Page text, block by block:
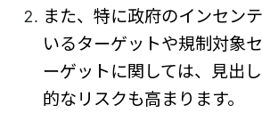
また、特に政府のインセン
いるターゲットや規制対象
ーゲットに関しては、見出
的なリスクも高まります。